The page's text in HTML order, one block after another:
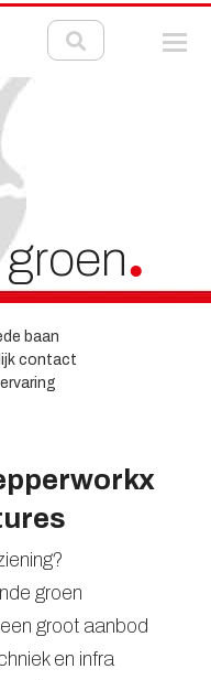
groen
baan
contact
groen
groot aanbod
en infra